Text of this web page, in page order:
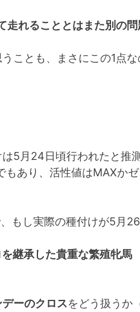
走れることとはまた別の問
ことも、まさにこの1点な
5月24日頃行われたと推
もあり、活性値はMAXか
もし実際の種付けが5月
継承した貴重な繁殖牝馬
ーのクロスをどう扱うか